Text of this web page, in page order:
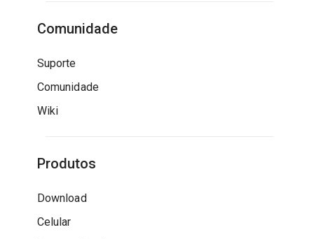
Comunidade
Suporte
Comunidade
Wiki
Produtos
Download
Celular